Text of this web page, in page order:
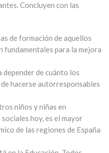
Concluyen con las
de formación de aquellos
fundamentales para la mejora
depender de cuánto los
hacerse autorresponsables
niños y niñas en
hoy, es el mayor
de las regiones de España